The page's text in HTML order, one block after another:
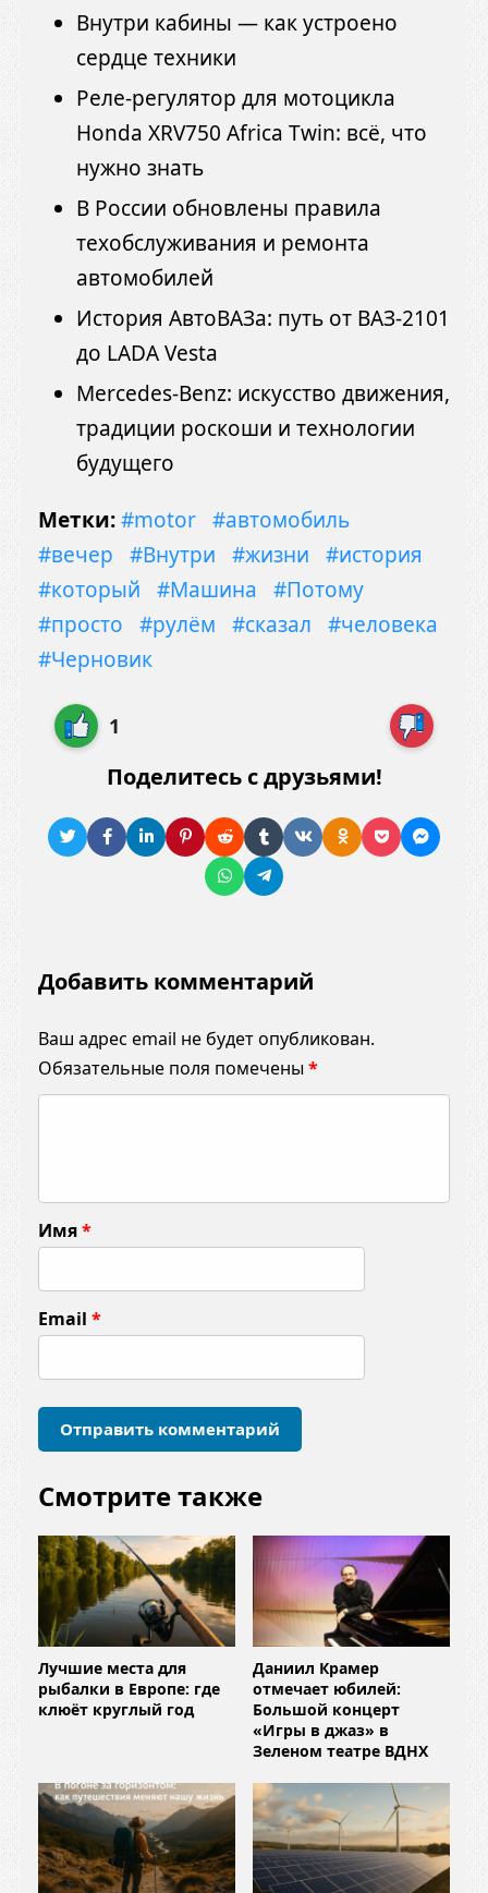
Внутри кабины — как устроено
сердце техники
Реле-регулятор для мотоцикла
Honda XRV750 Africa Twin: всё, что
нужно знать
В России обновлены правила
техобслуживания и ремонта
автомобилей
История АвтоВАЗа: путь от ВАЗ-2101
до LADA Vesta
Mercedes-Benz: искусство движения,
традиции роскоши и технологии
будущего
Метки:#motor #автомобиль
#вечер
#Внутри #жизни
#история
#который
#Машина
#Потому
#просто
#рулём #сказал
#человека
#Черновик
1
Поделитесь с друзьями!
Добавить комментарий
Ваш адрес email не будет опубликован.
Обязательные поля помечены *
м
е
т
а
р
и
Имя*
Email *
Смотрите также
Лучшие места для
рыбалки в Европе: где
клюёт круглый год
Даниил Крамер
отмечает юбилей:
Большой концерт
«Игры в джаз» в
Зеленом театре ВДНХ